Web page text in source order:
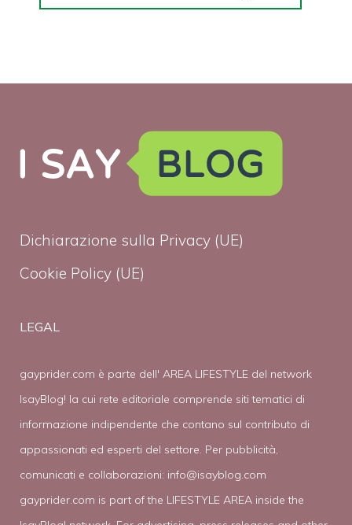
Dichiarazione sulla Privacy (UE)
Cookie Policy (UE)
LEGAL
gayprider.com è parte dell' AREA LIFESTYLE del network
IsayBlog! la cui rete editoriale comprende siti tematici di
informazione indipendente che contano sul contributo di
appassionati ed esperti del settore. Per pubblicità,
comunicati e collaborazioni: info@isayblog.com
gayprider.com is part of the LIFESTYLE AREA inside the